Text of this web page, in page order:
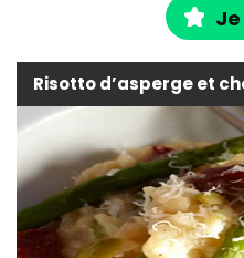
Risotto d’asperge et